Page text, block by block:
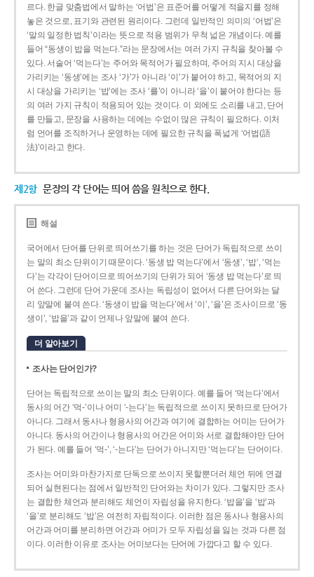
르다. 한글 맞춤법에서 말하는 ‘어법’은 표준어를 어떻게 적을지를 정해
놓은 것으로, 표기와 관련된 원리이다. 그런데 일반적인 의미의 ‘어법’은
‘말의 일정한 법칙’이라는 뜻으로 적용 범위가 무척 넓은 개념이다. 예를
들어 “동생이 밥을 먹는다.”라는 문장에서는 여러 가지 규칙을 찾아볼 수
있다. 서술어 ‘먹는다’는 주어와 목적어가 필요하며, 주어의 지시 대상을
가리키는 ‘동생’에는 조사 ‘가’가 아니라 ‘이’가 붙어야 하고, 목적어의 지
시 대상을 가리키는 ‘밥’에는 조사 ‘를’이 아니라 ‘을’이 붙어야 한다는 등
의 여러 가지 규칙이 적용되어 있는 것이다. 이 외에도 소리를 내고, 단어
를 만들고, 문장을 사용하는 데에는 수없이 많은 규칙이 필요하다. 이처
럼 언어를 조직하거나 운영하는 데에 필요한 규칙을 폭넓게 ‘어법(語
法)’이라고 한다.
제2항 문장의 각 단어는 띄어 씀을 원칙으로 한다.
해설
국어에서 단어를 단위로 띄어쓰기를 하는 것은 단어가 독립적으로 쓰이
는 말의 최소 단위이기 때문이다. ‘동생 밥 먹는다’에서 ‘동생’, ‘밥’, ‘먹는
다’는 각각이 단어이므로 띄어쓰기의 단위가 되어 ‘동생 밥 먹는다’로 띄
어 쓴다. 그런데 단어 가운데 조사는 독립성이 없어서 다른 단어와는 달
리 앞말에 붙여 쓴다. ‘동생이 밥을 먹는다’에서 ‘이’, ‘을’은 조사이므로 ‘동
생이’, ‘밥을’과 같이 언제나 앞말에 붙여 쓴다.
더 알아보기
조사는 단어인가?
단어는 독립적으로 쓰이는 말의 최소 단위이다. 예를 들어 ‘먹는다’에서
동사의 어간 ‘먹-­’이나 어미 ‘­-는다’는 독립적으로 쓰이지 못하므로 단어가
아니다. 그래서 동사나 형용사의 어간과 여기에 결합하는 어미는 단어가
아니다. 동사의 어간이나 형용사의 어간은 어미와 서로 결합해야만 단어
가 된다. 예를 들어 ‘먹-’, ‘-는다’는 단어가 아니지만 ‘먹는다’는 단어이다.
조사는 어미와 마찬가지로 단독으로 쓰이지 못할뿐더러 체언 뒤에 연결
되어 실현된다는 점에서 일반적인 단어와는 차이가 있다. 그렇지만 조사
는 결합한 체언과 분리해도 체언이 자립성을 유지한다. ‘밥을’을 ‘밥’과
‘을’로 분리해도 ‘밥’은 여전히 자립적이다. 이러한 점은 동사나 형용사의
어간과 어미를 분리하면 어간과 어미가 모두 자립성을 잃는 것과 다른 점
이다. 이러한 이유로 조사는 어미보다는 단어에 가깝다고 할 수 있다.